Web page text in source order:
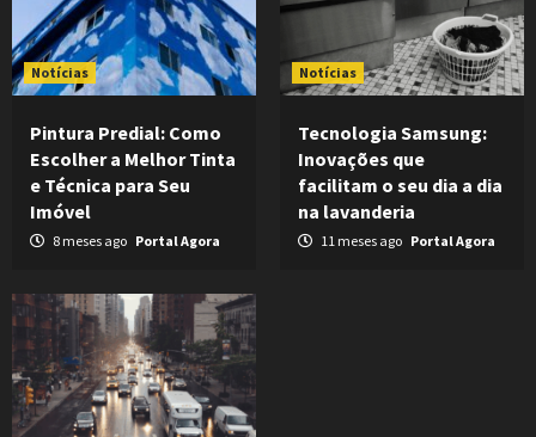
Notícias
Pintura Predial: Como
Escolher a Melhor Tinta
e Técnica para Seu
Imóvel
8 meses ago Portal Agora
Notícias
Tecnologia Samsung:
Inovações que
facilitam o seu dia a dia
na lavanderia
11 meses ago Portal Agora